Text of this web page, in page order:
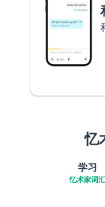
忆
学习
忆术家词汇